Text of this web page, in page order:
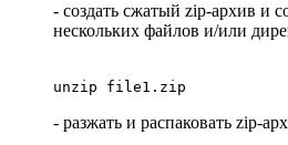
- создать сжатый zip-архив и
нескольких файлов и/или
unzip file1.zip
- разжать и распаковать zip-